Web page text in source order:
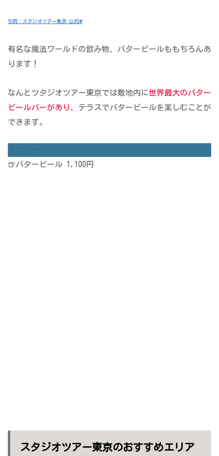
引用：スタジオツアー東京 公式HP
有名な魔法ワールドの飲み物、バタービールももちろんあ
ります！
なんとツタジオツアー東京では敷地内に世界最大のバター
ビールバーがあり、 テラスでバタービールを楽しむことが
できます。
🍺バタービール 1,100円
スタジオツアー東京のおすすめエリア